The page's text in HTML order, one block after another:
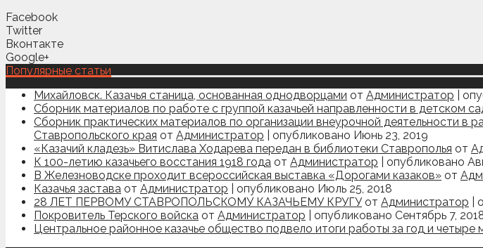
Facebook
Twitter
Вконтакте
Google+
Популярные статьи
Михайловск. Казачья станица, основанная однодворцами от Администратор
Сборник материалов по работе с группой казачьей направленности в детском
Сборник практических материалов по организации внеурочной деятельности в
Ставропольского края от Администратор
опубликовано Июнь 23, 2019
«Казачий кладезь» Витислава Ходарева передан в библиотеки Ставрополья от
К 100-летию казачьего восстания 1918 года от Администратор
опубликовано
В Железноводске проходит всероссийская выставка «Дорогами казаков» от
Казачья застава от Администратор
опубликовано Июль 25, 2018
28 ЛЕТ ПЕРВОМУ СТАВРОПОЛЬСКОМУ КАЗАЧЬЕМУ КРУГУ от Администратор
Покровитель Терского войска от Администратор
опубликовано Сентябрь 7,
Центральное районное казачье общество подвело итоги работы за год и четыре